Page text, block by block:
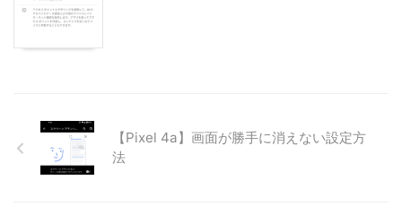
【Pixel 4a】画面が勝手に消えない設定方
法